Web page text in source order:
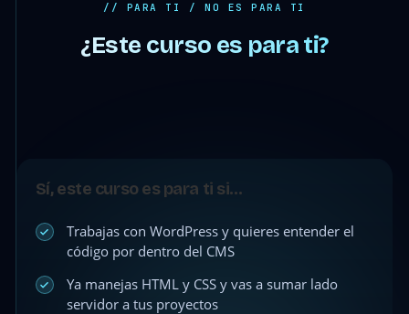
// PARA TI / NO ES PARA TI
¿Este curso es para ti?
Sí, este curso es para ti si…
Trabajas con WordPress y quieres entender el
código por dentro del CMS
Ya manejas HTML y CSS y vas a sumar lado
servidor a tus proyectos